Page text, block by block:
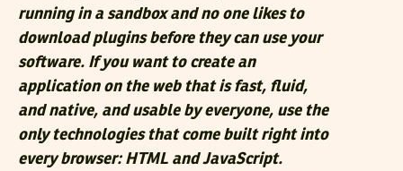
running in a sandbox and no one likes to
download plugins before they can use your
software. If you want to create an
application on the web that is fast, fluid,
and native, and usable by everyone, use the
only technologies that come built right into
every browser: HTML and JavaScript.